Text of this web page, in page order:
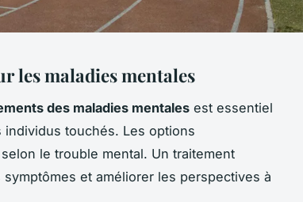
les maladies mentales
des maladies mentales est essentiel
touchés. Les options
le trouble mental. Un traitement
et améliorer les perspectives à